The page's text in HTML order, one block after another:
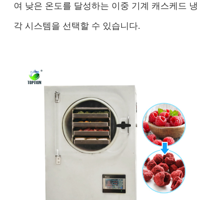
여 낮은 온도를 달성하는 이중 기계 캐스케드 냉
각 시스템을 선택할 수 있습니다.